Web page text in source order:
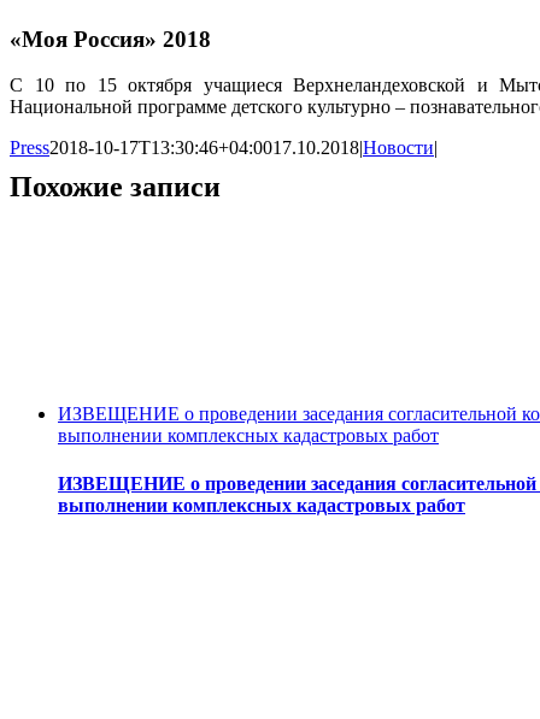
«Моя Россия» 2018
С 10 по 15 октября учащиеся Верхнеландеховской и
Национальной программе детского культурно –
Press2018-10-17T13:30:46+04:0017.10.2018|Новости|
Похожие записи
ИЗВЕЩЕНИЕ о проведении заседания согласительной
выполнении комплексных кадастровых работ
ИЗВЕЩЕНИЕ о проведении заседания согласительной
выполнении комплексных кадастровых работ